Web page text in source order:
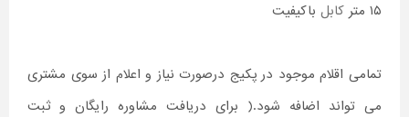
۱۵ متر
کابل باکیفیت
تمامی اقلام موجود در پکیج درصورت نیاز و اعلام از سوی مشتری
می تواند اضافه شود.( برای دریافت مشاوره رایگان و ثبت